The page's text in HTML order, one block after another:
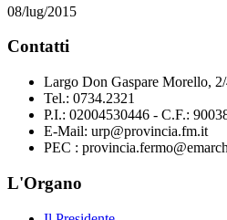
08/lug/2015
Contatti
Largo Don Gaspare Morello,
Tel.: 0734.2321
P.I.: 02004530446 - C.F.:
E-Mail: urp@provincia.fm.it
PEC :
L'Organo